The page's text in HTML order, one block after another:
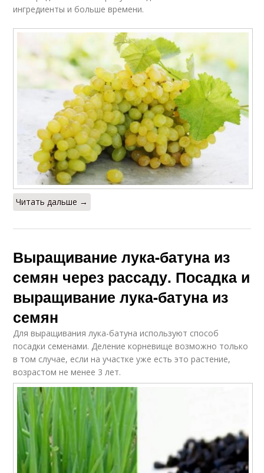
ингредиенты и больше времени.
Читать дальше →
Выращивание лука-батуна из
семян через рассаду. Посадка и
выращивание лука-батуна из
семян
Для выращивания лука-батуна используют способ
посадки семенами. Деление корневище возможно только
в том случае, если на участке уже есть это растение,
возрастом не менее 3 лет.